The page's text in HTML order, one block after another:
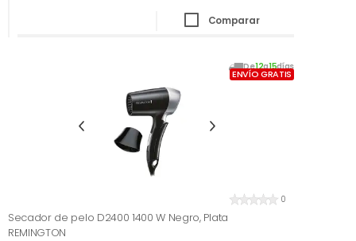
Comparar
De12a15días
ENVÍO GRATIS
0
Secador de pelo D2400 1400 W Negro, Plata
REMINGTON